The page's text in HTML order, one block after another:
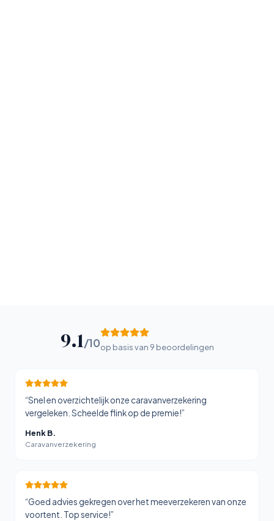
9.1/10op basis van 9 beoordelingen
“Snel en overzichtelijk onze caravanverzekering
vergeleken. Scheelde flink op de premie!”
Henk B.
Caravanverzekering
“Goed advies gekregen over het meeverzekeren van onze
voortent. Top service!”